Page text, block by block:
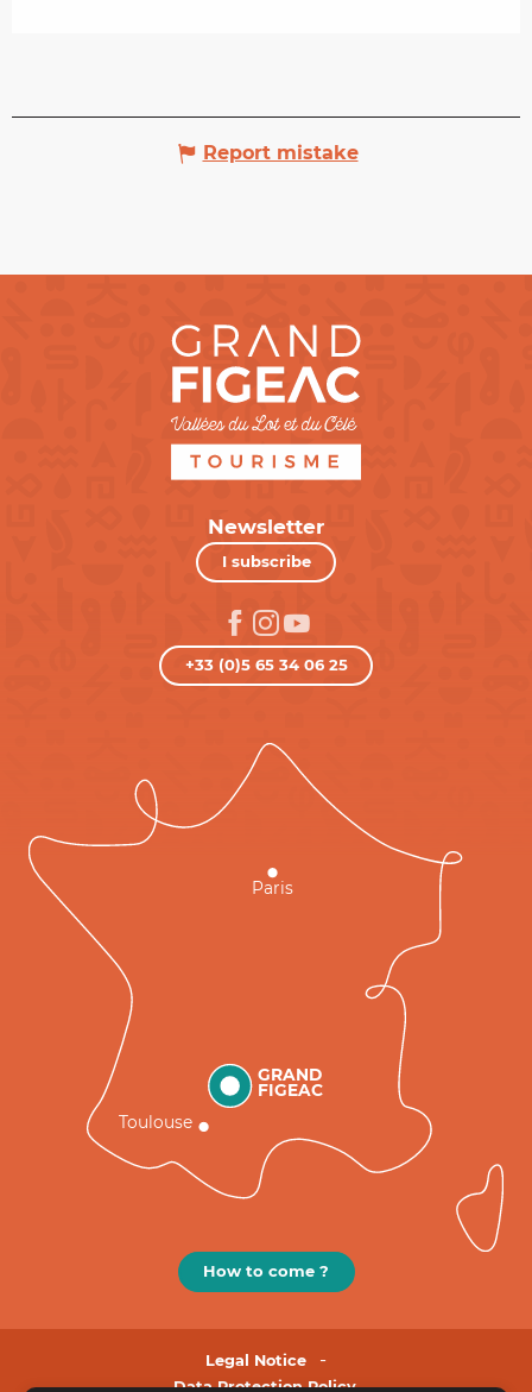
Report mistake
Newsletter
I subscribe
+33 (0)5 65 34 06 25
GRAND
FIGEAC
Toulouse
Paris
How to come ?
Legal Notice
Data Protection Policy.